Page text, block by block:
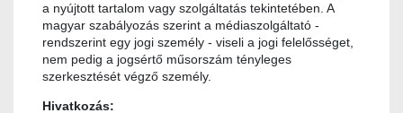
a nyújtott tartalom vagy szolgáltatás tekintetében. A
magyar szabályozás szerint a médiaszolgáltató -
rendszerint egy jogi személy - viseli a jogi felelősséget,
nem pedig a jogsértő műsorszám tényleges
szerkesztését végző személy.
Hivatkozás: